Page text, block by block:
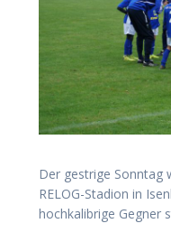
Der gest­ri­ge Sonn­tag
RELOG-Sta­di­on in
hoch­ka­li­bri­ge Geg­ner